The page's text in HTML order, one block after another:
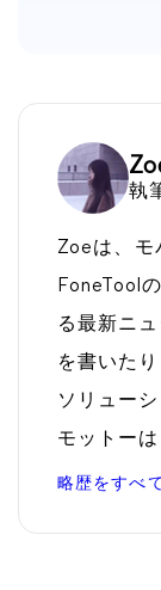
執
Zoeは、モ
FoneTool
る最新ニ
を書いた
ソリュー
モットー
略歴をすべ